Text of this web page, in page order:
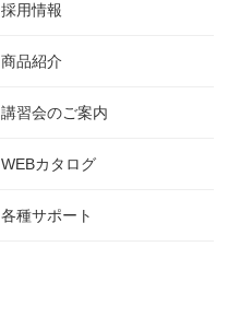
採用情報
商品紹介
講習会のご案内
WEBカタログ
各種サポート